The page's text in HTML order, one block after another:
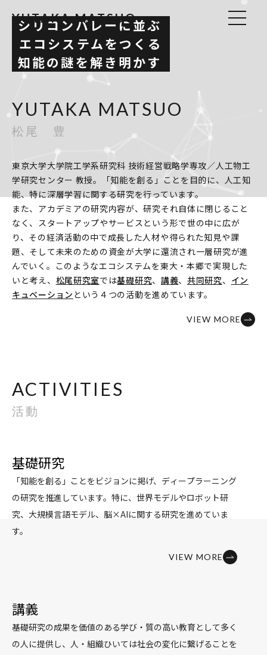
YUTAKA MATSUO
ACTIVITIES
PROFILE
INFORMATION
PUBLICATION
ACCESS
シリコンバレーに並ぶ
エコシステムをつくる
知能の謎を解き明かす
YUTAKA MATSUO
松尾 豊
東京大学大学院工学系研究科 技術経営戦略学専攻／人工物工
学研究センター 教授。「知能を創る」ことを目的に、人工知
能、特に深層学習に関する研究を行っています。
また、アカデミアの研究内容が、研究それ自体に閉じること
なく、スタートアップやサービスという形で世の中に広が
り、その経済活動の中で成長した人材や得られた知見や課
題、そして未来のための資金が大学に還流され一層研究が進
んでいく。このようなエコシステムを東大・本郷で実現した
いと考え、 松尾研究室では基礎研究、 講義、共同研究、 イン
キュベーション という４つの活動を進めています。
VIEW MORE
ACTIVITIES
活動
基礎研究
「知能を創る」ことをビジョンに掲げ、ディープラーニング
の研究を推進しています。特に、世界モデルやロボット研
究、大規模言語モデル、脳×AIに関する研究を進めていま
す。
人工知能は約60年の歴史がある分野ですが、これまでの研
究では、知能の仕組みや脳の構造についてほとんど分かって
うな認識をもっているのか、学習できるのか、言葉をしゃべ
れるのか、意識をもっているのかなど、謎だらけなのです。
私はこれを解き明かし、人間の知能という仕組みを解明した
VIEW MORE
講義
基礎研究の成果を価値のある学び・質の高い教育として多く
の人に提供し、人・組織ひいては社会の変化に繋げることを